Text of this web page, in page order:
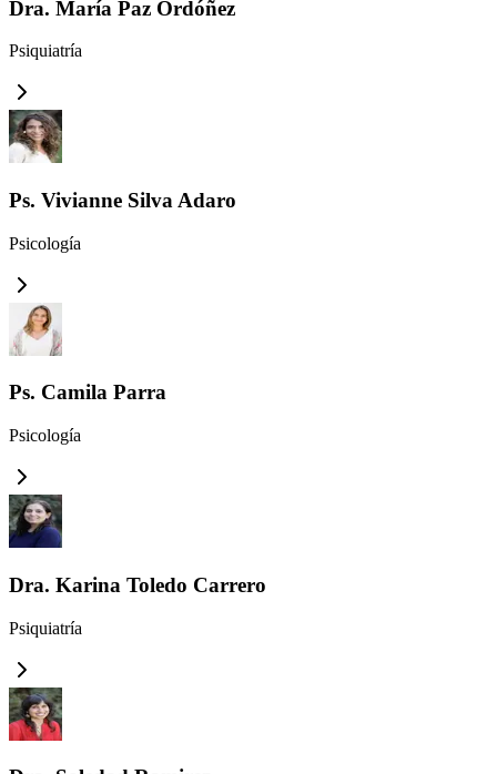
Dra. María Paz Ordóñez
Psiquiatría
Ps. Vivianne Silva Adaro
Psicología
Ps. Camila Parra
Psicología
Dra. Karina Toledo Carrero
Psiquiatría